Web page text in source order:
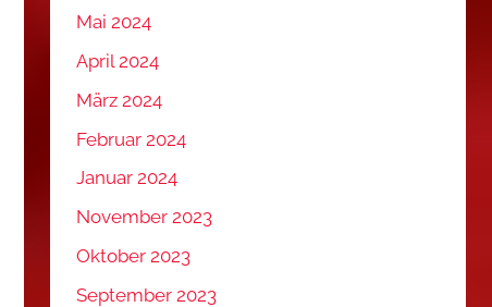
Mai 2024
April 2024
März 2024
Februar 2024
Januar 2024
November 2023
Oktober 2023
September 2023